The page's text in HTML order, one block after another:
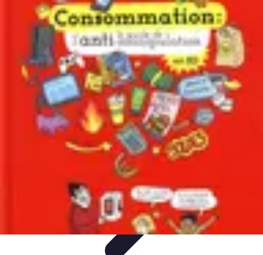
Top Soldes
Astuces d'AchatIncontournablesProduits à SurveillerAstuces et
ConseilsAstuces et conseils
Top Soldes